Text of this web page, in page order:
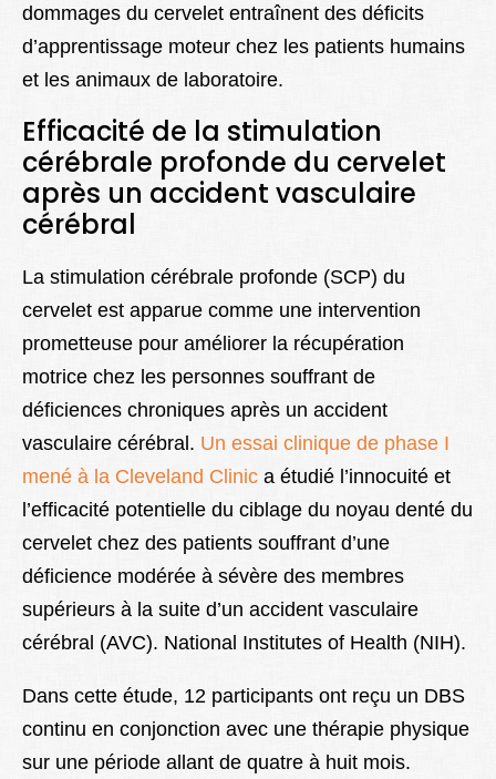
dommages du cervelet entraînent des déficits
d’apprentissage moteur chez les patients humains
et les animaux de laboratoire.
Efficacité de la stimulation
cérébrale profonde du cervelet
après un accident vasculaire
cérébral
La stimulation cérébrale profonde (SCP) du
cervelet est apparue comme une intervention
prometteuse pour améliorer la récupération
motrice chez les personnes souffrant de
déficiences chroniques après un accident
vasculaire cérébral. Un essai clinique de phase I
mené à la Cleveland Clinic a étudié l’innocuité et
l’efficacité potentielle du ciblage du noyau denté du
cervelet chez des patients souffrant d’une
déficience modérée à sévère des membres
supérieurs à la suite d’un accident vasculaire
cérébral (AVC). National Institutes of Health (NIH).
Dans cette étude, 12 participants ont reçu un DBS
continu en conjonction avec une thérapie physique
sur une période allant de quatre à huit mois.